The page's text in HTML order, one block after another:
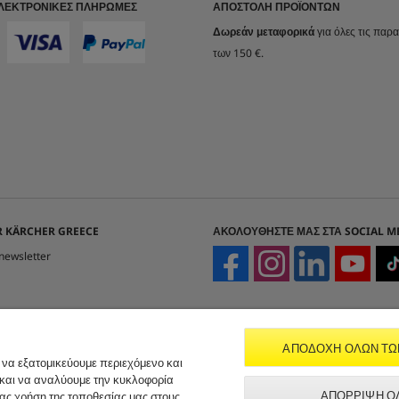
ΠΛΗΡΩΜΈΣ
ΑΠΟΣΤΟΛΉ ΠΡΟΪΌΝΤΩΝ
Δωρεάν μεταφορικάγια όλες τις
των 150 €.
KÄRCHER GREECE
ΑΚΟΛΟΥΘΉΣΤΕ ΜΑΣ ΣΤΑ SOCIAL
εξατομικεύουμε περιεχόμενο και
να αναλύουμε την κυκλοφορία
ΑΠΟΔΟΧΉ ΌΛΩΝ ΤΩΝ
ΑΠΌΡΡΙΨΗ